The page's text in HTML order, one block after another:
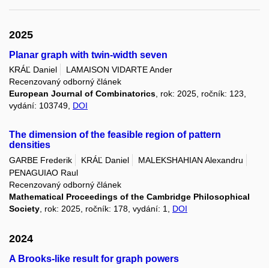
2025
Planar graph with twin-width seven
KRÁĽ Daniel
LAMAISON VIDARTE Ander
Recenzovaný odborný článek
European Journal of Combinatorics, rok: 2025, ročník: 123,
vydání: 103749, DOI
The dimension of the feasible region of pattern
densities
GARBE Frederik KRÁĽ Daniel
MALEKSHAHIAN Alexandru
PENAGUIAO Raul
Recenzovaný odborný článek
Mathematical Proceedings of the Cambridge Philosophical
Society , rok: 2025, ročník: 178, vydání: 1, DOI
2024
A Brooks-like result for graph powers